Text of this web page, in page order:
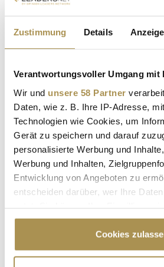
Zustimmung Details
Verantwortungsvoller Umgang mit
Wir und unsere 58 Partner
Daten, wie z. B. Ihre IP-Adresse,
Technologien wie Cookies, um
Gerät zu speichern und darauf
personalisierte Werbung und
Werbung und Inhalten,
Entwicklung von Angeboten zu
entscheiden darüber, wer Ihre
Cookie-Erklärung oder durch
Trigger Symbol ändern oder
Cookies